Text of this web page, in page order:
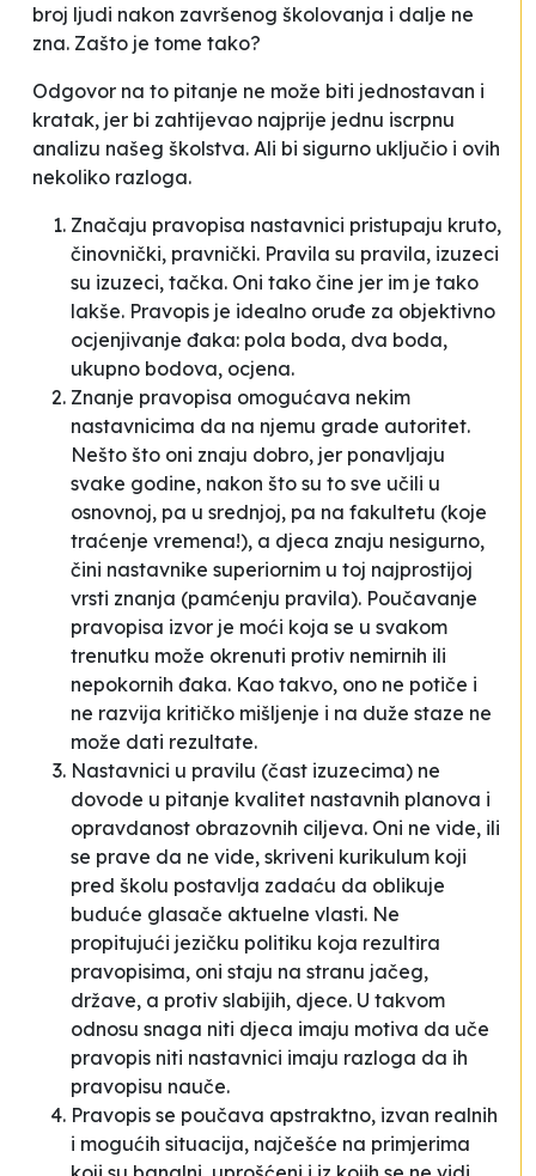
broj ljudi nakon završenog školovanja i dalje ne
zna. Zašto je tome tako?
Odgovor na to pitanje ne može biti jednostavan i
kratak, jer bi zahtijevao najprije jednu iscrpnu
analizu našeg školstva. Ali bi sigurno uključio i ovih
nekoliko razloga.
Značaju pravopisa nastavnici pristupaju kruto,
činovnički, pravnički. Pravila su pravila, izuzeci
su izuzeci, tačka. Oni tako čine jer im je tako
lakše. Pravopis je idealno oruđe za objektivno
ocjenjivanje đaka: pola boda, dva boda,
ukupno bodova, ocjena.
Znanje pravopisa omogućava nekim
nastavnicima da na njemu grade autoritet.
Nešto što oni znaju dobro, jer ponavljaju
svake godine, nakon što su to sve učili u
osnovnoj, pa u srednjoj, pa na fakultetu (koje
traćenje vremena!), a djeca znaju nesigurno,
čini nastavnike superiornim u toj najprostijoj
vrsti znanja (pamćenju pravila). Poučavanje
pravopisa izvor je moći koja se u svakom
trenutku može okrenuti protiv nemirnih ili
nepokornih đaka. Kao takvo, ono ne potiče i
ne razvija kritičko mišljenje i na duže staze ne
može dati rezultate.
Nastavnici u pravilu (čast izuzecima) ne
dovode u pitanje kvalitet nastavnih planova i
opravdanost obrazovnih ciljeva. Oni ne vide, ili
se prave da ne vide, skriveni kurikulum koji
pred školu postavlja zadaću da oblikuje
buduće glasače aktuelne vlasti. Ne
propitujući jezičku politiku koja rezultira
pravopisima, oni staju na stranu jačeg,
države, a protiv slabijih, djece. U takvom
odnosu snaga niti djeca imaju motiva da uče
pravopis niti nastavnici imaju razloga da ih
pravopisu nauče.
Pravopis se poučava apstraktno, izvan realnih
i mogućih situacija, najčešće na primjerima